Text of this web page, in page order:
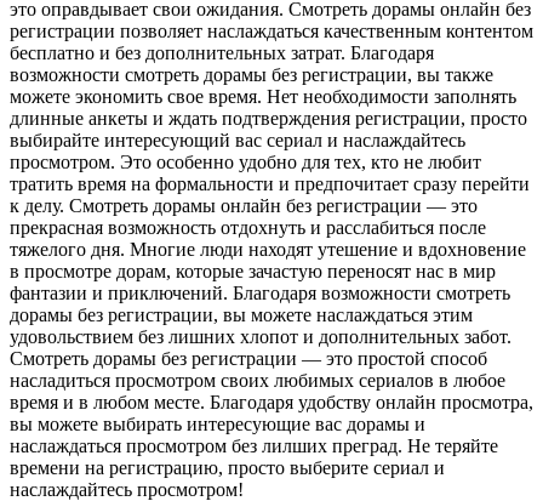
это оправдывает свои ожидания. Смотреть дорамы онлайн без
регистрации позволяет наслаждаться качественным контентом
бесплатно и без дополнительных затрат. Благодаря
возможности смотреть дорамы без регистрации, вы также
можете экономить свое время. Нет необходимости заполнять
длинные анкеты и ждать подтверждения регистрации, просто
выбирайте интересующий вас сериал и наслаждайтесь
просмотром. Это особенно удобно для тех, кто не любит
тратить время на формальности и предпочитает сразу перейти
к делу. Смотреть дорамы онлайн без регистрации — это
прекрасная возможность отдохнуть и расслабиться после
тяжелого дня. Многие люди находят утешение и вдохновение
в просмотре дорам, которые зачастую переносят нас в мир
фантазии и приключений. Благодаря возможности смотреть
дорамы без регистрации, вы можете наслаждаться этим
удовольствием без лишних хлопот и дополнительных забот.
Смотреть дорамы без регистрации — это простой способ
насладиться просмотром своих любимых сериалов в любое
время и в любом месте. Благодаря удобству онлайн просмотра,
вы можете выбирать интересующие вас дорамы и
наслаждаться просмотром без лилших преград. Не теряйте
времени на регистрацию, просто выберите сериал и
наслаждайтесь просмотром!